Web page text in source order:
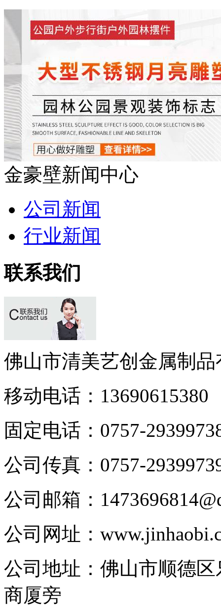
金豪壁新闻中心
公司新闻
行业新闻
联系我们
佛山市清美艺创金属制
移动电话： 13690615380
固定电话： 0757-
公司传真： 0757-
公司邮箱：
公司网址：
公司地址： 佛山市顺德
商厦旁